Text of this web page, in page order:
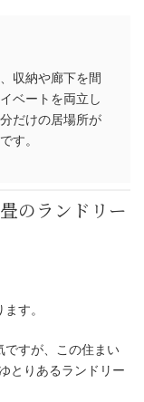
収納や廊下を間
ベートを両立し
だけの居場所が
す。
す。
ですが、この住まい
とりあるランドリー